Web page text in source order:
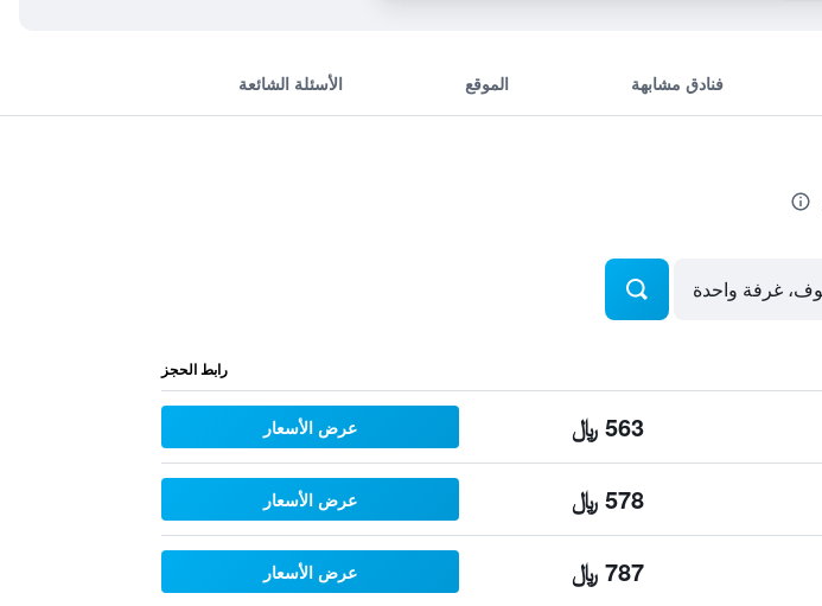
فنادق مشابهة الموقع الأسئلة الشائعة
رابط الحجز
563 ﷼ عرض الأسعار
578 ﷼ عرض الأسعار
787 ﷼ عرض الأسعار